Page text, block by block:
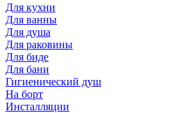
Для кухни
Для ванны
Для душа
Для раковины
Для биде
Для бани
Гигиенический душ
На борт
Инсталляции